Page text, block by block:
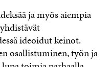
ja myös aiempia
ideoidut keinot.
osallistuminen, työn ja